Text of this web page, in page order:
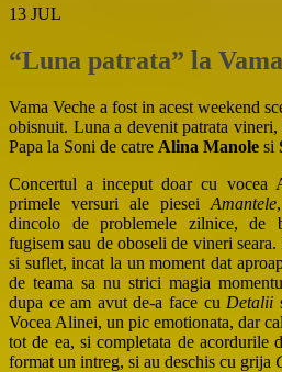
13 JUL
“Luna patrata” la
Vama Veche a fost in acest weekend
obisnuit. Luna a devenit patrata
Papa la Soni de catre Alina Manole si
Concertul a inceput doar cu vocea
primele versuri ale piesei Amantele
dincolo de problemele zilnice, de
fugisem sau de oboseli de vineri
si suflet, incat la un moment dat
de teama sa nu strici magia
dupa ce am avut de-a face cu Detalii
Vocea Alinei, un pic emotionata, dar
tot de ea, si completata de acordurile
format un intreg, si au deschis cu grija